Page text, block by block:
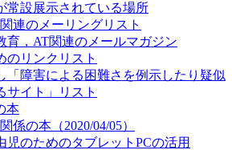
常設展示されている場所
連のメーリングリスト
育，AT関連のメールマガジン
のリンクリスト
「障害による困難さを例示したり疑似
サイト」リスト
本
係の本（2020/04/05）
児のためのタブレットPCの活用